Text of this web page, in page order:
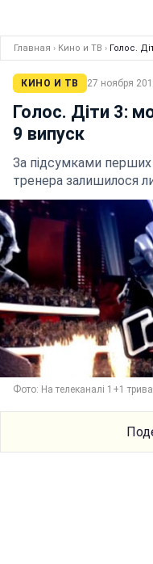
Главная › Кино и ТВ › Голос.
КИНО И ТВ 27 ноября
Голос. Діти 3:
9 випуск
За підсумками
тренера залишилося
Фото: На телеканалі 1+1